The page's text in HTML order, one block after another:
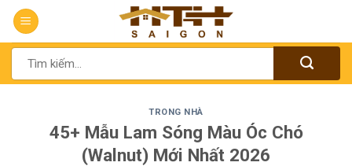
Chuyển
đến
nộiTìm
kiếm:
TRONG NHÀ
45+ Mẫu Lam Sóng Màu Óc Chó
(Walnut) Mới Nhất 2026